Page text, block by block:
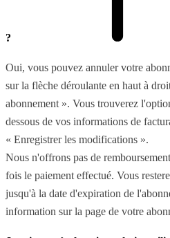
?
Oui, vous pouvez annuler votre
sur la flèche déroulante en haut à
abonnement ». Vous trouverez
dessous de vos informations de
« Enregistrer les modifications ».
Nous n'offrons pas de
fois le paiement effectué. Vous
jusqu'à la date d'expiration de
information sur la page de votre